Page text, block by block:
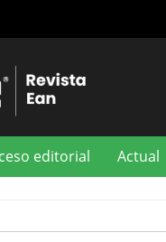
editorial Actual